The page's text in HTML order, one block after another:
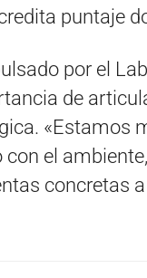
puntaje
por el
de
«Estamos
el
concretas